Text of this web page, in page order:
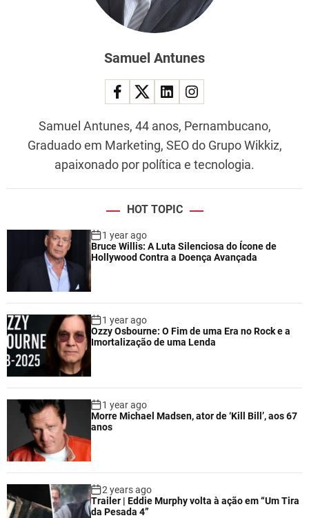
Samuel Antunes
Samuel Antunes, 44 anos, Pernambucano,
Graduado em Marketing, SEO do Grupo Wikkiz,
apaixonado por política e tecnologia.
HOT TOPIC
1 year ago
Bruce Willis: A Luta Silenciosa do Ícone de
Hollywood Contra a Doença Avançada
1 year ago
Ozzy Osbourne: O Fim de uma Era no Rock e a
Imortalização de uma Lenda
1 year ago
Morre Michael Madsen, ator de ‘Kill Bill’, aos 67
anos
2 years ago
Trailer | Eddie Murphy volta à ação em “Um Tira
da Pesada 4”